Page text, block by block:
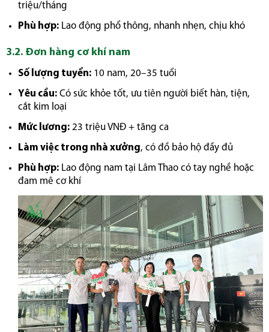
triệu/tháng
Phù hợp: Lao động phổ thông, nhanh nhẹn, chịu khó
3.2. Đơn hàng cơ khí nam
Số lượng tuyển: 10 nam, 20–35 tuổi
Yêu cầu: Có sức khỏe tốt, ưu tiên người biết hàn, tiện,
cắt kim loại
Mức lương: 23 triệu VNĐ + tăng ca
Làm việc trong nhà xưởng, có đồ bảo hộ đầy đủ
Phù hợp: Lao động nam tại Lâm Thao có tay nghề hoặc
đam mê cơ khí